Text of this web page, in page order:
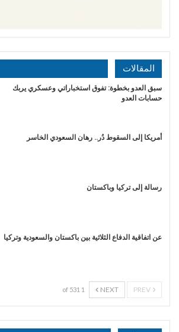
المقالات
سبق العدو بخطوة: تفوق استخباراتي وعسكري يربك
حسابات العدو
أمريكا إلى السقوط دُر.. رهان السعودي الخاسر
رسالة إلى تركيا وباكستان
عن اتفاقية الدفاع الثلاثية بين باكستان والسعودية وتركيا
NEXT
1 of 531